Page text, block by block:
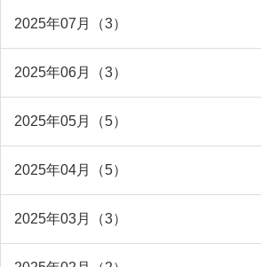
2025年07月（3）
2025年06月（3）
2025年05月（5）
2025年04月（5）
2025年03月（3）